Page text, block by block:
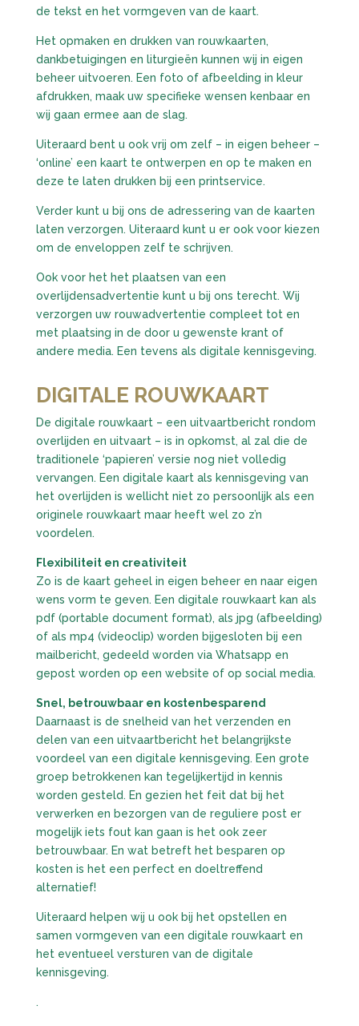
de tekst en het vormgeven van de kaart.
Het opmaken en drukken van rouwkaarten,
dankbetuigingen en liturgieën kunnen wij in eigen
beheer uitvoeren. Een foto of afbeelding in kleur
afdrukken, maak uw specifieke wensen kenbaar en
wij gaan ermee aan de slag.
Uiteraard bent u ook vrij om zelf – in eigen beheer –
‘online’ een kaart te ontwerpen en op te maken en
deze te laten drukken bij een printservice.
Verder kunt u bij ons de adressering van de kaarten
laten verzorgen. Uiteraard kunt u er ook voor kiezen
om de enveloppen zelf te schrijven.
Ook voor het het plaatsen van een
overlijdensadvertentie kunt u bij ons terecht. Wij
verzorgen uw rouwadvertentie compleet tot en
met plaatsing in de door u gewenste krant of
andere media. Een tevens als digitale kennisgeving.
DIGITALE ROUWKAART
De digitale rouwkaart – een uitvaartbericht rondom
overlijden en uitvaart – is in opkomst, al zal die de
traditionele ‘papieren’ versie nog niet volledig
vervangen. Een digitale kaart als kennisgeving van
het overlijden is wellicht niet zo persoonlijk als een
originele rouwkaart maar heeft wel zo z’n
voordelen.
Flexibiliteit en creativiteit
Zo is de kaart geheel in eigen beheer en naar eigen
wens vorm te geven. Een digitale rouwkaart kan als
pdf (portable document format), als jpg (afbeelding)
of als mp4 (videoclip) worden bijgesloten bij een
mailbericht, gedeeld worden via Whatsapp en
gepost worden op een website of op social media.
Snel, betrouwbaar en kostenbesparend
Daarnaast is de snelheid van het verzenden en
delen van een uitvaartbericht het belangrijkste
voordeel van een digitale kennisgeving. Een grote
groep betrokkenen kan tegelijkertijd in kennis
worden gesteld. En gezien het feit dat bij het
verwerken en bezorgen van de reguliere post er
mogelijk iets fout kan gaan is het ook zeer
betrouwbaar. En wat betreft het besparen op
kosten is het een perfect en doeltreffend
alternatief!
Uiteraard helpen wij u ook bij het opstellen en
samen vormgeven van een digitale rouwkaart en
het eventueel versturen van de digitale
kennisgeving.
.